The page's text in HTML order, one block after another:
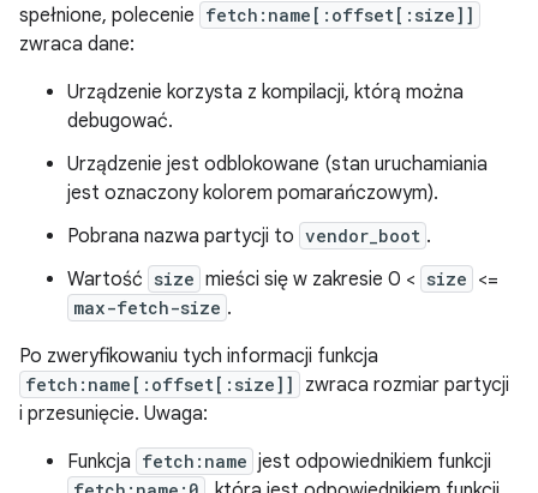
spełnione, polecenie fetch:name[:offset[:size]]
zwraca dane:
Urządzenie korzysta z kompilacji, którą można
debugować.
Urządzenie jest odblokowane (stan uruchamiania
jest oznaczony kolorem pomarańczowym).
Pobrana nazwa partycji to vendor_boot .
Wartość size mieści się w zakresie 0 < size <=
max-fetch-size .
Po zweryfikowaniu tych informacji funkcja
fetch:name[:offset[:size]]
zwraca rozmiar partycji
i przesunięcie. Uwaga:
Funkcja fetch:name jest odpowiednikiem funkcji